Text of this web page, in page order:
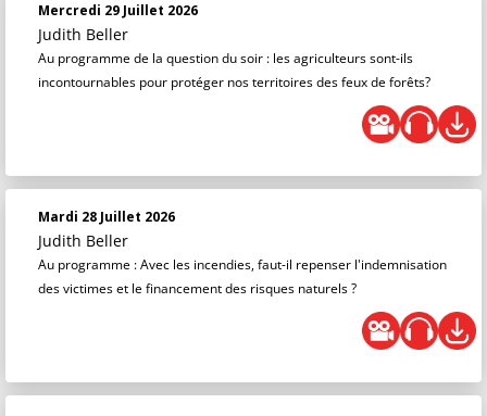
Mercredi 29 Juillet 2026
Judith Beller
Au programme de la question du soir : les agriculteurs sont-ils
incontournables pour protéger nos territoires des feux de forêts?
Mardi 28 Juillet 2026
Judith Beller
Au programme : Avec les incendies, faut-il repenser l'indemnisation
des victimes et le financement des risques naturels ?